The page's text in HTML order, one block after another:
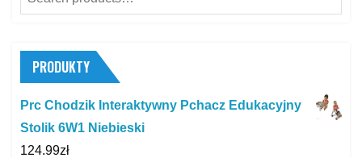
for:
PRODUKTY
Prc Chodzik Interaktywny Pchacz Edukacyjny
Stolik 6W1 Niebieski
124.99zł